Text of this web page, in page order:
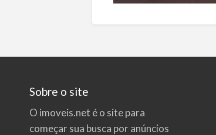
Sobre o site
O imoveis.net é o site para
começar sua busca poranúncios